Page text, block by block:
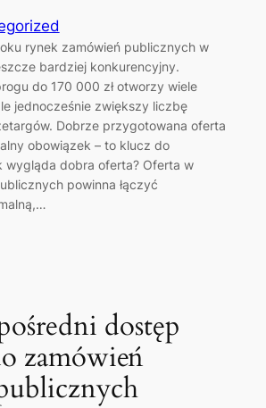
rynek zamówień publicznych w
bardziej konkurencyjny.
do 170 000 zł otworzy wiele
jednocześnie zwiększy liczbę
Dobrze przygotowana oferta
obowiązek – to klucz do
wygląda dobra oferta? Oferta w
powinna łączyć
dostęp
zamówień